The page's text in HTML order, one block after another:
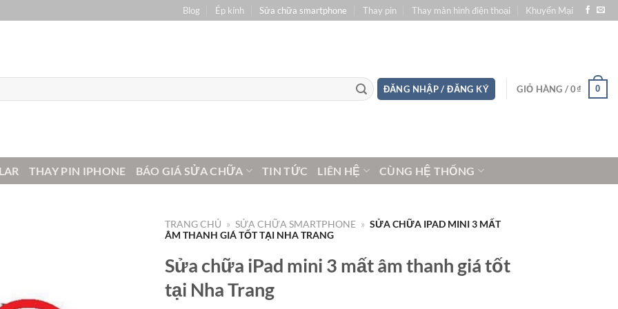
Blog Ép kính Sửa chữa smartphone Thay pin Thay màn hình điện thoại Khuyến Mại
ĐĂNG NHẬP / ĐĂNG KÝ GIỎ HÀNG /0₫ 0
THAY PIN IPHONE BÁO GIÁ SỬA CHỮA TIN TỨC LIÊN HỆ CÙNG HỆ THỐNG
TRANG CHỦ » SỬA CHỮA SMARTPHONE » SỬA CHỮA IPAD MINI 3 MẤT
ÂM THANH GIÁ TỐT TẠI NHA TRANG
Sửa chữa iPad mini 3 mất âm thanh giá tốt
tại Nha Trang